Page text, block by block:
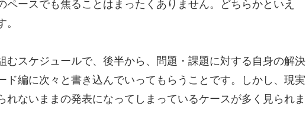
ペースでも焦ることはまったくありません。どちらかといえ
むスケジュールで、後半から、問題・課題に対する自身の解決
ド編に次々と書き込んでいってもらうことです。しかし、現実
れないままの発表になってしまっているケースが多く見られま